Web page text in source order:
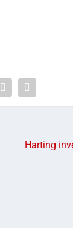
Harting